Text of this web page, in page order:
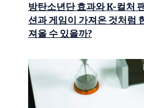
방탄소년단 효과와 K-컬처
션과 게임이 가져온 것처럼
져올 수 있을까?